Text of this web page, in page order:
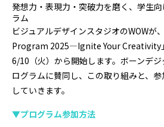
ゲーム/CG
映像/映画/アニメ
プログラミング/ウェブ
ファッション/デザイン/他
発想力・表現力・突破力を磨く、学生
ラム
ビジュアルデザインスタジオのWOWが
Program 2025—Ignite Your Creativity
6/10（火）から開始します。ボーンデ
ログラムに賛同し、この取り組みと、
していきます。
▼プログラム参加方法